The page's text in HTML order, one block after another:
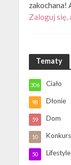
zakochana!
Zaloguj się,
Tematy
Ciało
306
Dłonie
98
Dom
59
10
Lifestyle
50